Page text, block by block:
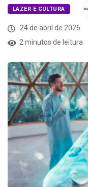
LAZER E CULTURA
24 de abril de 2026
2 minutos de leitura